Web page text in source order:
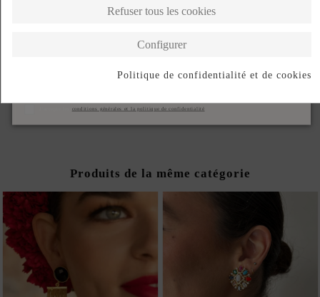
LONGUE ROBE BLANCHE
PLONGEANT
Produits de la même catégorie
conditions générales et la politique de confidentialité
Refuser tous les cookies
Configurer
Politique de confidentialité et de cookies